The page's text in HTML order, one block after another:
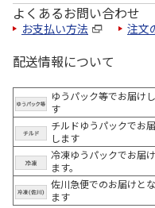
よくあるお問い合わせ
お支払い方法 注文
配送情報について
ゆうパック等でお届け
す
チルドゆうパックでお
します
冷凍ゆうパックでお届
ます。
佐川急便でのお届けと
ます